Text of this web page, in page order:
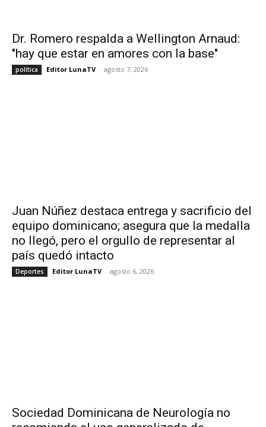
Dr. Romero respalda a Wellington Arnaud:
"hay que estar en amores con la base"
política Editor LunaTV - agosto 7, 2026
Juan Núñez destaca entrega y sacrificio del
equipo dominicano; asegura que la medalla
no llegó, pero el orgullo de representar al
país quedó intacto
Deportes Editor LunaTV - agosto 6, 2026
Sociedad Dominicana de Neurología no